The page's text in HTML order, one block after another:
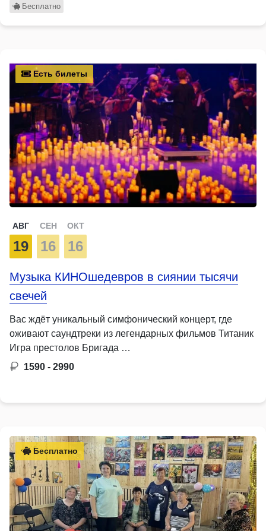
Бесплатно
Есть билеты
АВГ
19
СЕН
16
ОКТ
16
Музыка КИНОшедевров в сиянии тысячи
свечей
Вас ждёт уникальный симфонический концерт, где
оживают саундтреки из легендарных фильмов Титаник
Игра престолов Бригада …
1590 - 2990
Бесплатно